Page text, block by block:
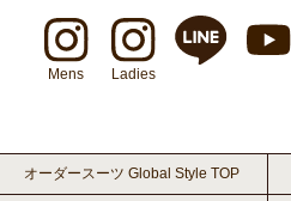
Mens Ladies
オーダースーツ Global Style TOP